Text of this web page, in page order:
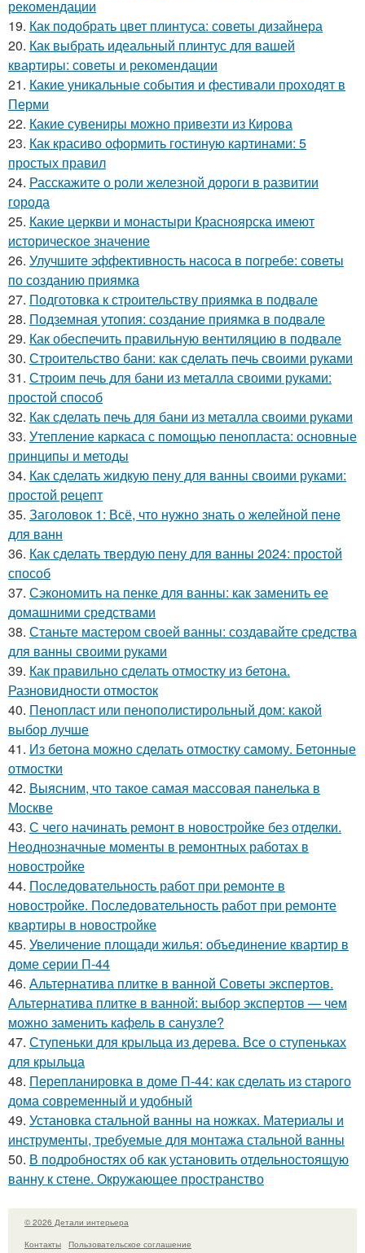
рекомендации
19. Как подобрать цвет плинтуса: советы дизайнера
20. Как выбрать идеальный плинтус для вашей
квартиры: советы и рекомендации
21. Какие уникальные события и фестивали проходят в
Перми
22. Какие сувениры можно привезти из Кирова
23. Как красиво оформить гостиную картинами: 5
простых правил
24. Расскажите о роли железной дороги в развитии
города
25. Какие церкви и монастыри Красноярска имеют
историческое значение
26. Улучшите эффективность насоса в погребе: советы
по созданию приямка
27. Подготовка к строительству приямка в подвале
28. Подземная утопия: создание приямка в подвале
29. Как обеспечить правильную вентиляцию в подвале
30. Строительство бани: как сделать печь своими руками
31. Строим печь для бани из металла своими руками:
простой способ
32. Как сделать печь для бани из металла своими руками
33. Утепление каркаса с помощью пенопласта: основные
принципы и методы
34. Как сделать жидкую пену для ванны своими руками:
простой рецепт
35. Заголовок 1: Всё, что нужно знать о желейной пенe
для ванн
36. Как сделать твердую пену для ванны 2024: простой
способ
37. Сэкономить на пенке для ванны: как заменить ее
домашними средствами
38. Станьте мастером своей ванны: создавайте средства
для ванны своими руками
39. Как правильно сделать отмостку из бетона.
Разновидности отмосток
40. Пенопласт или пенополистирольный дом: какой
выбор лучше
41. Из бетона можно сделать отмостку самому. Бетонные
отмостки
42. Выясним, что такое самая массовая панелька в
Москве
43. С чего начинать ремонт в новостройке без отделки.
Неоднозначные моменты в ремонтных работах в
новостройке
44. Последовательность работ при ремонте в
новостройке. Последовательность работ при ремонте
квартиры в новостройке
45. Увеличение площади жилья: объединение квартир в
доме серии П-44
46. Альтернатива плитке в ванной Советы экспертов.
Альтернатива плитке в ванной: выбор экспертов — чем
можно заменить кафель в санузле?
47. Ступеньки для крыльца из дерева. Все о ступеньках
для крыльца
48. Перепланировка в доме П-44: как сделать из старого
дома современный и удобный
49. Установка стальной ванны на ножках. Материалы и
инструменты, требуемые для монтажа стальной ванны
50. В подробностях об как установить отдельностоящую
ванну к стене. Окружающее пространство
© 2026 Детали интерьера
Контакты
Пользовательское соглашение